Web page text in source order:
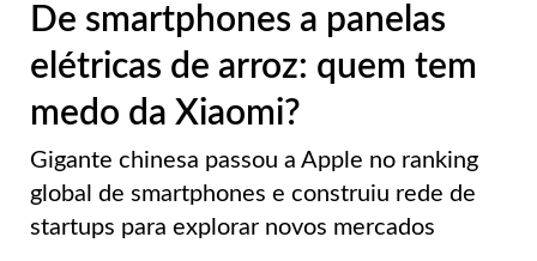
De smartphones a panelas
elétricas de arroz: quem tem
medo da Xiaomi?
Gigante chinesa passou a Apple no ranking
global de smartphones e construiu rede de
startups para explorar novos mercados